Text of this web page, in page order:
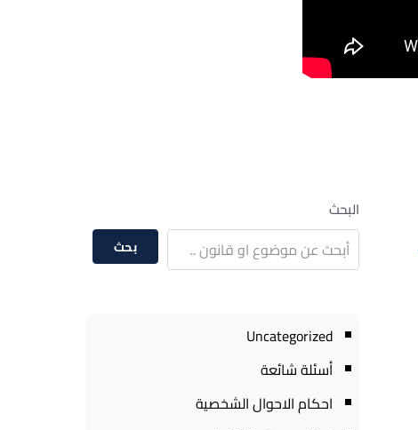
البحث
بحث
Uncategorized
أسئلة شائعة
احكام الاحوال الشخصية